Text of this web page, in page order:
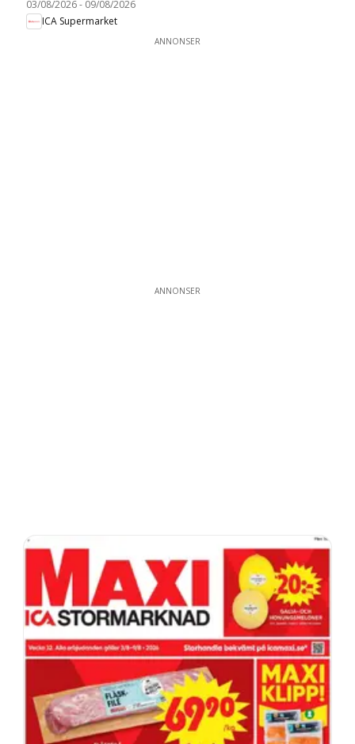
03/08/2026- 09/08/2026
ICA Supermarket
ANNONSER
ANNONSER